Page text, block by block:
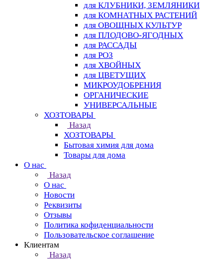
для КЛУБНИКИ, ЗЕМЛЯНИКИ
для КОМНАТНЫХ РАСТЕНИЙ
для ОВОЩНЫХ КУЛЬТУР
для ПЛОДОВО-ЯГОДНЫХ
для РАССАДЫ
для РОЗ
для ХВОЙНЫХ
для ЦВЕТУЩИХ
МИКРОУДОБРЕНИЯ
ОРГАНИЧЕСКИЕ
УНИВЕРСАЛЬНЫЕ
ХОЗТОВАРЫ
Назад
ХОЗТОВАРЫ
Бытовая химия для дома
Товары для дома
О нас
Назад
О нас
Новости
Реквизиты
Отзывы
Политика кофиденциальности
Пользовательское соглашение
Клиентам
Назад